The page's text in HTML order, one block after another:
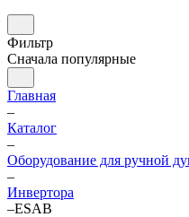
Фильтр
Сначала популярные
Главная
–
Каталог
–
Оборудование для ручной
–
Инвертора
–ESAB